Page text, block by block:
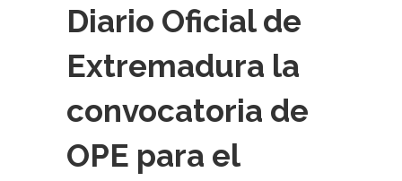
Diario Oficial de
Extremadura la
convocatoria de
OPE para el